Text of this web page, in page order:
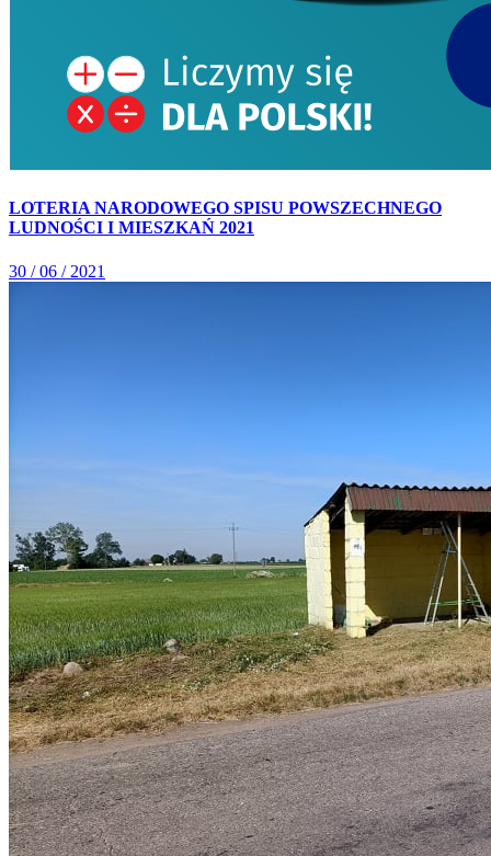
LOTERIA NARODOWEGO SPISU POWSZECHNEGO
LUDNOŚCI I MIESZKAŃ 2021
30 / 06 / 2021